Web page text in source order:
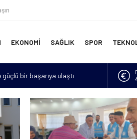
EKONOMİ SAĞLIK SPOR
bir başarıya ulaştı
4 ila 6 derece üzerine